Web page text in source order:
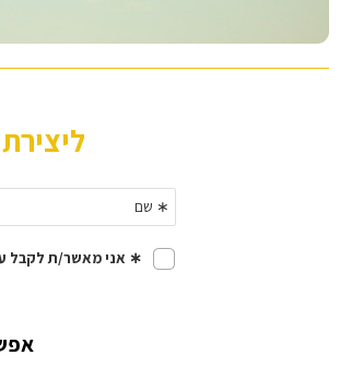
אפשר